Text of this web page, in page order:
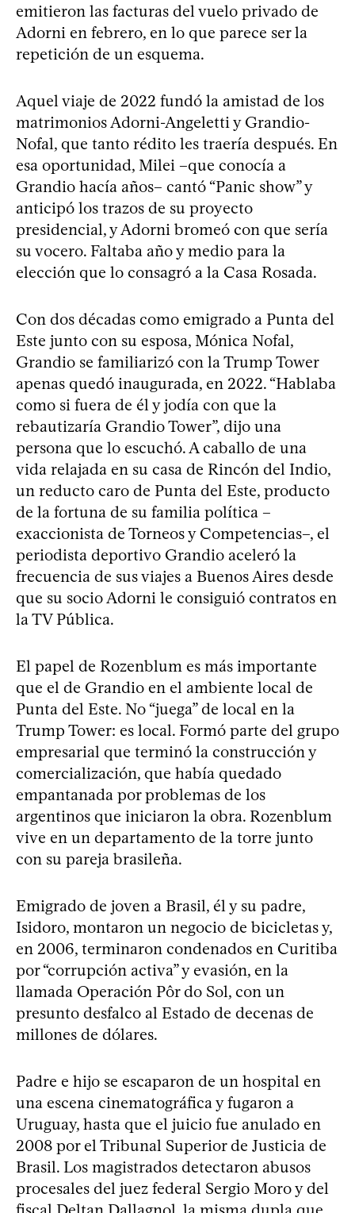
emitieron las facturas del vuelo privado de
Adorni en febrero, en lo que parece ser la
repetición de un esquema.
Aquel viaje de 2022 fundó la amistad de los
matrimonios Adorni-Angeletti y Grandio-
Nofal, que tanto rédito les traería después. En
esa oportunidad, Milei –que conocía a
Grandio hacía años– cantó “Panic show” y
anticipó los trazos de su proyecto
presidencial, y Adorni bromeó con que sería
su vocero. Faltaba año y medio para la
elección que lo consagró a la Casa Rosada.
Con dos décadas como emigrado a Punta del
Este junto con su esposa, Mónica Nofal,
Grandio se familiarizó con la Trump Tower
apenas quedó inaugurada, en 2022. “Hablaba
como si fuera de él y jodía con que la
rebautizaría Grandio Tower”, dijo una
persona que lo escuchó. A caballo de una
vida relajada en su casa de Rincón del Indio,
un reducto caro de Punta del Este, producto
de la fortuna de su familia política –
exaccionista de Torneos y Competencias–, el
periodista deportivo Grandio aceleró la
frecuencia de sus viajes a Buenos Aires desde
que su socio Adorni le consiguió contratos en
la TV Pública.
El papel de Rozenblum es más importante
que el de Grandio en el ambiente local de
Punta del Este. No “juega” de local en la
Trump Tower: es local. Formó parte del grupo
empresarial que terminó la construcción y
comercialización, que había quedado
empantanada por problemas de los
argentinos que iniciaron la obra. Rozenblum
vive en un departamento de la torre junto
con su pareja brasileña.
Emigrado de joven a Brasil, él y su padre,
Isidoro, montaron un negocio de bicicletas y,
en 2006, terminaron condenados en Curitiba
por “corrupción activa” y evasión, en la
llamada Operación Pôr do Sol, con un
presunto desfalco al Estado de decenas de
millones de dólares.
Padre e hijo se escaparon de un hospital en
una escena cinematográfica y fugaron a
Uruguay, hasta que el juicio fue anulado en
2008 por el Tribunal Superior de Justicia de
Brasil. Los magistrados detectaron abusos
procesales del juez federal Sergio Moro y del